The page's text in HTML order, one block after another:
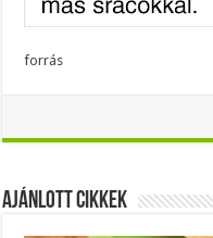
forrás
Ajánlott Cikkek